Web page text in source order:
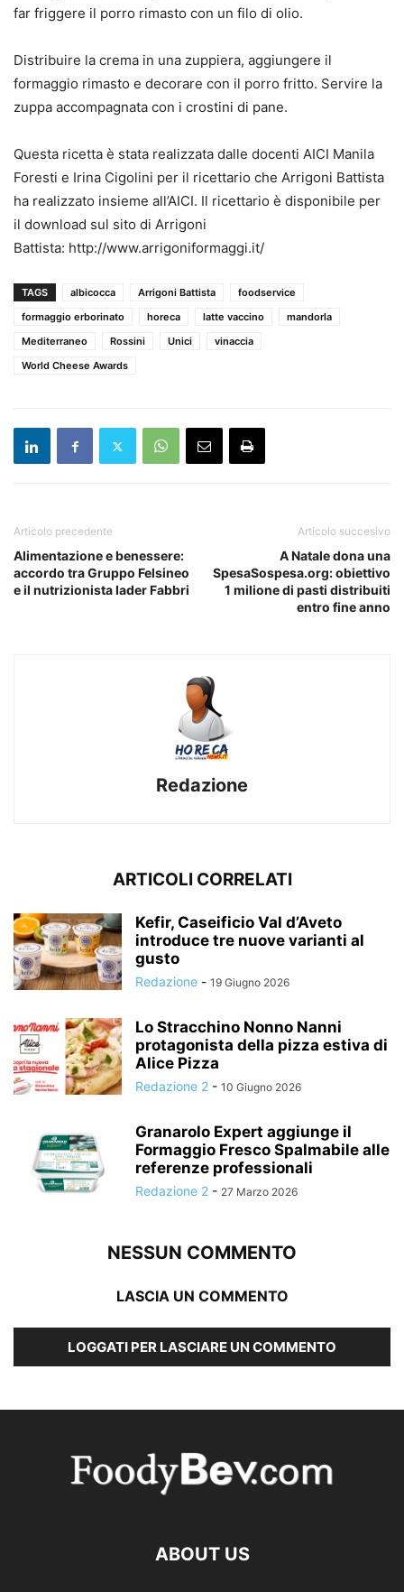
far friggere il porro rimasto con un filo di olio.
Distribuire la crema in una zuppiera, aggiungere il
formaggio rimasto e decorare con il porro fritto. Servire la
zuppa accompagnata con i crostini di pane.
Questa ricetta è stata realizzata dalle docenti AICI Manila
Foresti e Irina Cigolini per il ricettario che Arrigoni Battista
ha realizzato insieme all’AICI. Il ricettario è disponibile per
il download sul sito di Arrigoni
Battista: http://www.arrigoniformaggi.it/
TAGS albicocca Arrigoni Battista
foodservice
formaggio erborinato
horeca latte vaccino
mandorla
Mediterraneo
Rossini Unici
vinaccia
World Cheese Awards
Articolo precedente
Alimentazione e benessere:
accordo tra Gruppo Felsineo
e il nutrizionista Iader Fabbri
Articolo succesivo
A Natale dona una
SpesaSospesa.org: obiettivo
1 milione di pasti distribuiti
entro fine anno
Redazione
ARTICOLI CORRELATI
Kefir, Caseificio Val d’Aveto
introduce tre nuove varianti al
gusto
Redazione - 19 Giugno 2026
Lo Stracchino Nonno Nanni
protagonista della pizza estiva di
Alice Pizza
Redazione 2 - 10 Giugno 2026
Granarolo Expert aggiunge il
Formaggio Fresco Spalmabile alle
referenze professionali
Redazione 2 - 27 Marzo 2026
NESSUN COMMENTO
LASCIA UN COMMENTO
LOGGATI PER LASCIARE UN COMMENTO
ABOUT US